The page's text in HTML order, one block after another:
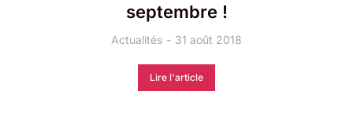
septembre !
Actualités 31 août 2018
Lire l'article